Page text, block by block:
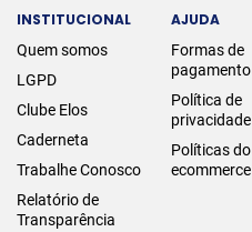
INSTITUCIONAL
Quem somos
LGPD
Clube Elos
Caderneta
Trabalhe Conosco
Relatório de
Transparência
AJUDA
Formas de
pagamento
Política de
privacidade
Políticas do
ecommerce